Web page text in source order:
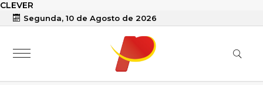
CLEVER
Segunda, 10 de Agosto de 2026